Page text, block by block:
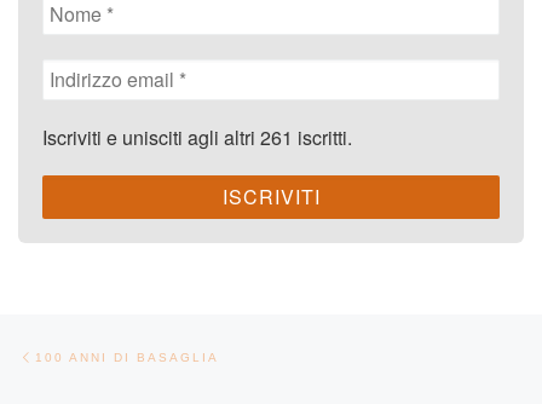
Iscriviti e unisciti agli altri 261 iscritti.
Navigazione articoli
100 ANNI DI BASAGLIA